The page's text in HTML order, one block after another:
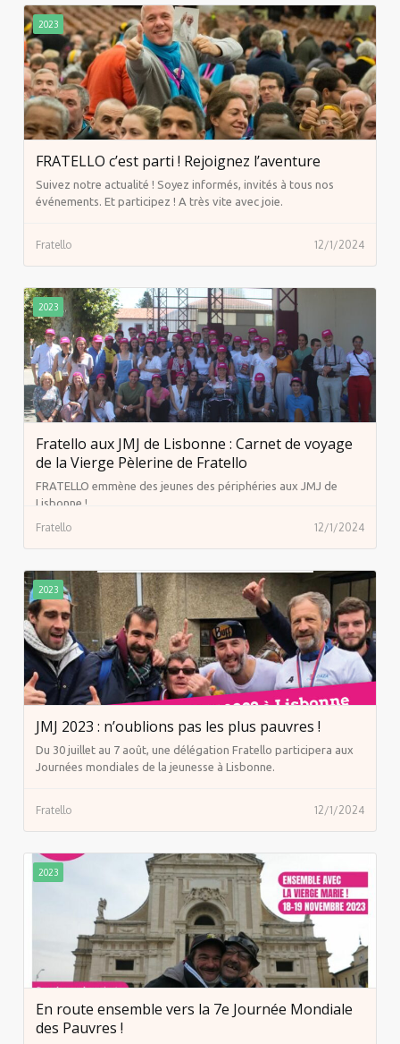
2023
FRATELLO c’est parti ! Rejoignez l’aventure
Suivez notre actualité ! Soyez informés, invités à tous nos
événements. Et participez ! A très vite avec joie.
Fratello 12/1/2024
2023
Fratello aux JMJ de Lisbonne : Carnet de voyage
de la Vierge Pèlerine de Fratello
FRATELLO emmène des jeunes des périphéries aux JMJ de
Lisbonne !
Fratello 12/1/2024
2023
JMJ 2023 : n’oublions pas les plus pauvres !
Du 30 juillet au 7 août, une délégation Fratello participera aux
Journées mondiales de la jeunesse à Lisbonne.
Fratello 12/1/2024
2023
En route ensemble vers la 7e Journée Mondiale
des Pauvres !